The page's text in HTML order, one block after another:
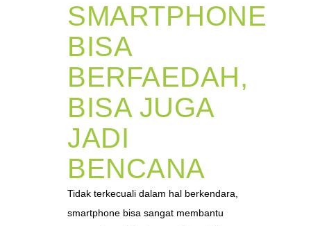
SMARTPHONE
BISA
BERFAEDAH,
BISA JUGA
JADI
BENCANA
Tidak terkecuali dalam hal berkendara,
smartphone bisa sangat membantu